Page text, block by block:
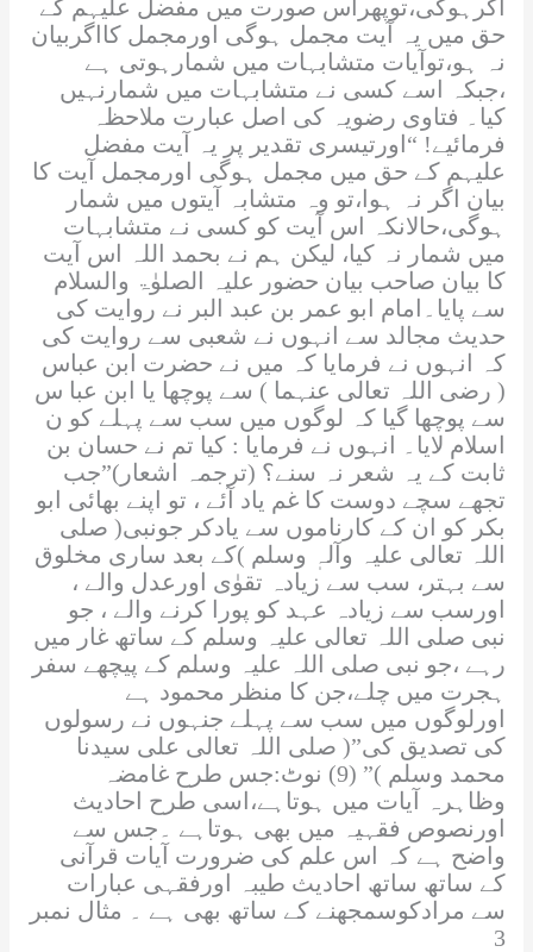
اگرہوگی،توپھراس صورت میں مفضل علیہم کے
حق میں یہ آیت مجمل ہوگی اورمجمل کااگربیان
نہ ہو،توآیات متشابہات میں شمارہوتی ہے
،جبکہ اسے کسی نے متشابہات میں شمارنہیں
کیا۔ فتاوی رضویہ کی اصل عبارت ملاحظہ
فرمائیے! “اورتیسری تقدیر پر یہ آیت مفضل
علیہم کے حق میں مجمل ہوگی اورمجمل آیت کا
بیان اگر نہ ہوا،تو وہ متشابہ
آیتوں میں شمار
ہوگی،حالانکہ اس آیت کو کسی نے متشابہات
میں شمار نہ کیا، لیکن ہم نے بحمد اللہ
اس آیت
کا بیان صاحب بیان حضور علیہ الصلوٰۃ والسلام
سے پایا۔امام ابو عمر بن عبد البر نے روایت کی
حدیث مجالد سے انہوں نے شعبی سے روایت کی
کہ انہوں نے فرمایا کہ میں نے حضرت ابن عباس
( رضی اللہ تعالی عنہما ) سے پوچھا یا ابن عبا س
سے پوچھا گیا کہ لوگوں میں سب سے پہلے کو ن
اسلام لایا۔ انہوں نے فرمایا : کیا تم نے حسان بن
ثابت کے یہ شعر نہ سنے؟ (ترجمہ اشعار)”جب
تجھے سچے دوست کا غم یاد آئے ، تو اپنے بھائی ابو
بکر کو ان کے کارناموں سے یادکر جونبی( صلی
اللہ تعالی علیہ وآلہٖ وسلم )کے بعد ساری مخلوق
سے بہتر، سب سے زیادہ تقوٰی اورعدل والے ،
اورسب سے زیادہ عہد کو پورا کرنے والے ، جو
نبی صلی اللہ تعالی علیہ وسلمکے ساتھ غار میں
رہے ،جو نبی صلی اللہ علیہ وسلمکے پیچھے سفر
ہجرت میں چلے،جن کا منظر محمود ہے
اورلوگوں میں سب سے پہلے جنہوں نے رسولوں
کی تصدیق کی”( صلی اللہ تعالی علی سیدنا
محمد وسلم
)” (9) نوٹ:جس طرح غامضہ
وظاہرہ آیات میں ہوتاہے،اسی طرح احادیث
اورنصوص فقہیہ میں بھی ہوتاہے ۔جس سے
واضح ہے کہ اس علم کی ضرورت آیات قرآنی
کے ساتھ ساتھ احادیث طیبہ اورفقہی عبارات
سے مرادکوسمجھنے کے ساتھ بھی ہے ۔ مثال نمبر
3